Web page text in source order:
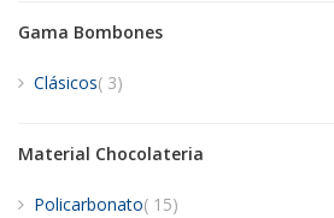
Gama Bombones
Clásicos 3artículos
Material Chocolateria
Policarbonato 15artículos